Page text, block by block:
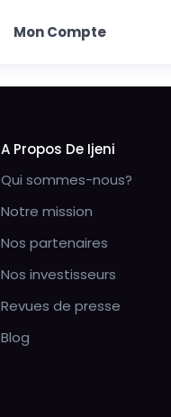
Mon Compte
A Propos De Ijeni
Qui sommes-nous?
Notre mission
Nos partenaires
Nos investisseurs
Revues de presse
Blog